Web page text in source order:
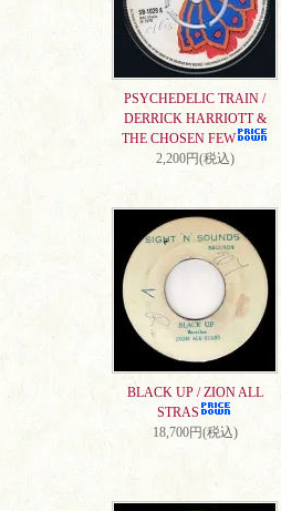
PSYCHEDELIC TRAIN /
DERRICK HARRIOTT &
THE CHOSEN FEW
2,200円(税込)
BLACK UP / ZION ALL
STRAS
18,700円(税込)